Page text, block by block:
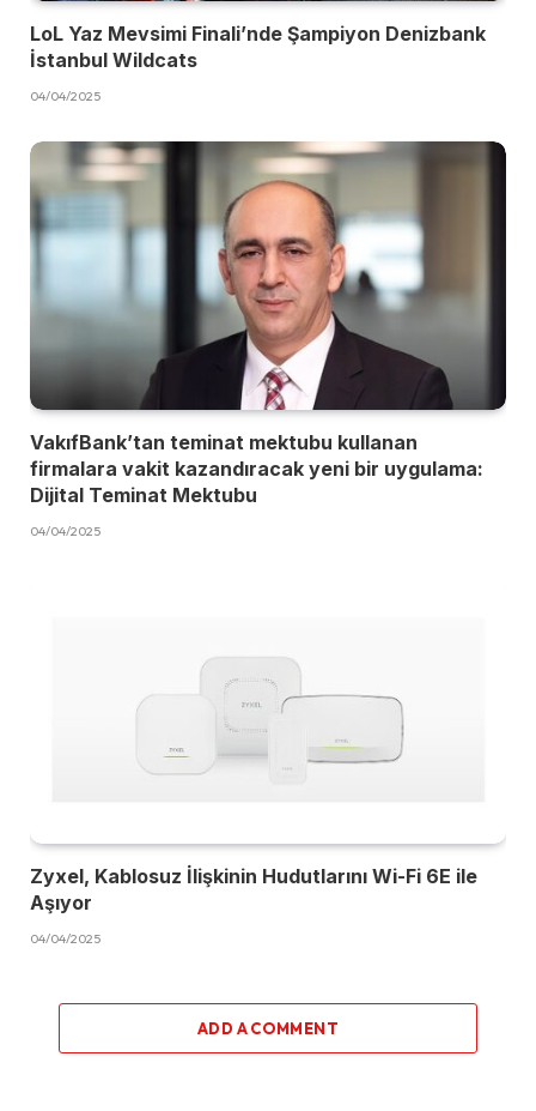
LoL Yaz Mevsimi Finali’nde Şampiyon Denizbank
İstanbul Wildcats
04/04/2025
VakıfBank’tan teminat mektubu kullanan
firmalara vakit kazandıracak yeni bir uygulama:
Dijital Teminat Mektubu
04/04/2025
Zyxel, Kablosuz İlişkinin Hudutlarını Wi-Fi 6E ile
Aşıyor
04/04/2025
ADD A COMMENT